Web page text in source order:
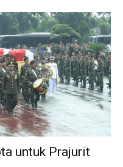
untuk Prajurit